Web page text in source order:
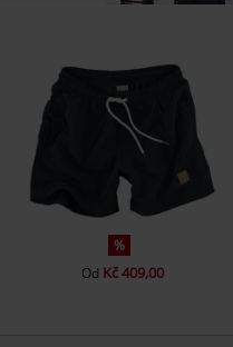
%
Od Kč 409,00